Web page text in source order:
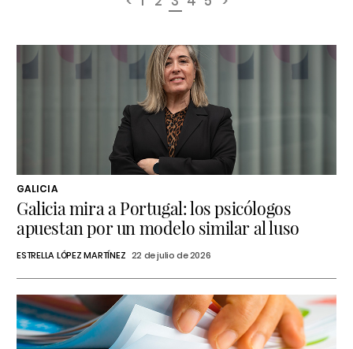
GALICIA
Galicia mira a Portugal: los psicólogos
apuestan por un modelo similar al luso
ESTRELLA LÓPEZ MARTÍNEZ 22 de julio de 2026